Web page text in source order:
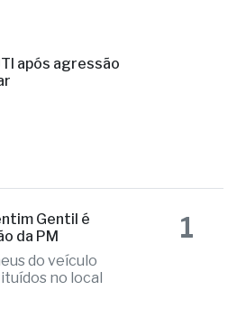
após agressão
Gentil é
da PM
do veículo
no local
1